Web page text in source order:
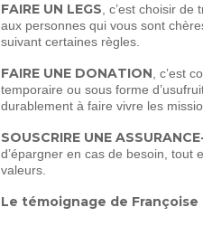
FAIRE UN LEGS, c’est choisir
aux personnes qui vous sont
suivant certaines règles.
FAIRE UNE DONATION, c’est
temporaire ou sous forme
durablement à faire vivre les
SOUSCRIRE UNE
d’épargner en cas de besoin,
valeurs.
Le témoignage de Françoise